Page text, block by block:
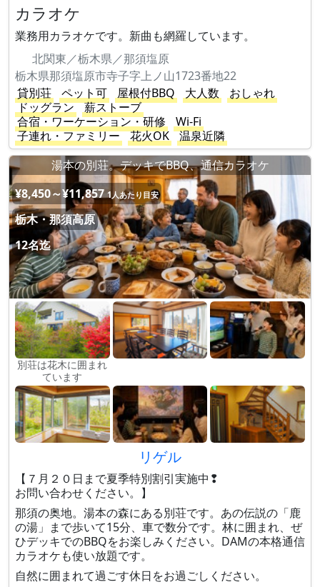
カラオケ
業務用カラオケです。新曲も網羅しています。
北関東／栃木県／那須塩原
栃木県那須塩原市寺子字上ノ山1723番地22
貸別荘
ペット可 屋根付BBQ 大人数
おしゃれ
ドッグラン
薪ストーブ
合宿・ワーケーション・研修
Wi-Fi
子連れ・ファミリー
花火OK
温泉近隣
湯本の別荘。デッキでBBQ、通信カラオケ
¥8,450～¥11,857 1人あたり目安
栃木・那須高原
12名迄
別荘は花木に囲まれ
ています
リゲル
【７月２０日まで夏季特別割引実施中❢
お問い合わせください。】
那須の奥地。湯本の森にある別荘です。あの伝説の「鹿
の湯」まで歩いて15分、車で数分です。林に囲まれ、ぜ
ひデッキでのBBQをお楽しみください。DAMの本格通信
カラオケも使い放題です。
自然に囲まれて過ごす休日をお過ごしください。